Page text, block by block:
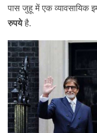
पास जुहू में एक व्यावसायिक
रुपयेहै.